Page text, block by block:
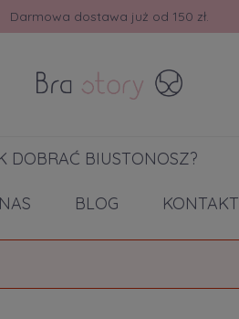
Darmowa dostawa już od 150 zł.
DOBRAĆ BIUSTONOSZ?
BLOG KONTAKT